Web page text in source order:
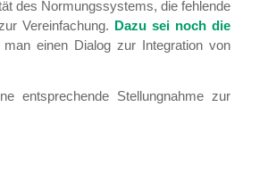
des Normungssystems, die fehlende
Vereinfachung. Dazu sei noch die
man einen Dialog zur Integration von
entsprechende Stellungnahme zur